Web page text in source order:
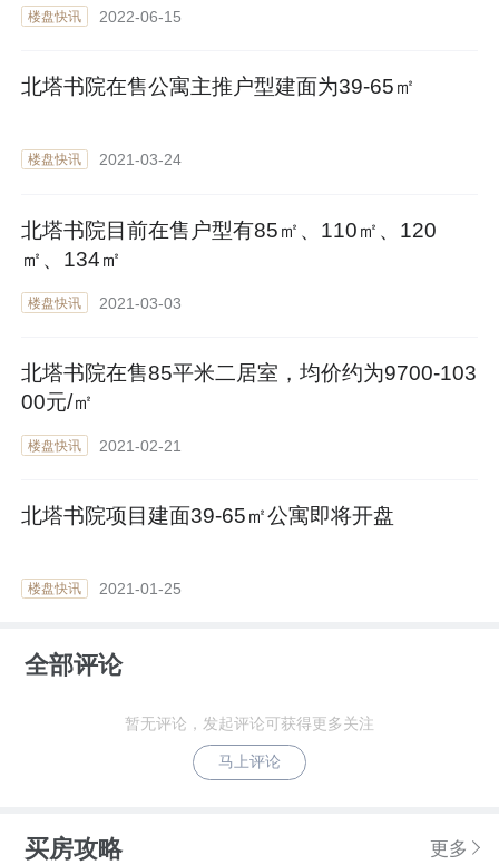
楼盘快讯 2022-06-15
北塔书院在售公寓主推户型建面为39-65㎡
楼盘快讯 2021-03-24
北塔书院目前在售户型有85㎡、110㎡、120
㎡、134㎡
楼盘快讯 2021-03-03
北塔书院在售85平米二居室，均价约为9700-103
00元/㎡
楼盘快讯 2021-02-21
北塔书院项目建面39-65㎡公寓即将开盘
楼盘快讯 2021-01-25
全部评论
暂无评论，发起评论可获得更多关注
马上评论
买房攻略 更多